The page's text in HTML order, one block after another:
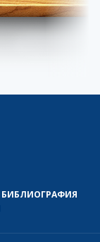
БИБЛИОГРАФИЯ